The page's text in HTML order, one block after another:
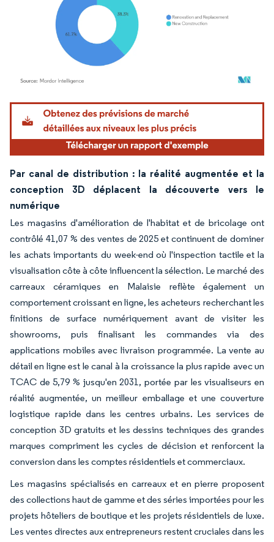
Image © Mordor Intelligence. La réutilisation nécessite une attribution sous CC BY
Par canal de distribution : la réalité augmentée et la
conception 3D déplacent la découverte vers le
numérique
Les magasins d'amélioration de l'habitat et de bricolage ont
contrôlé 41,07 % des ventes de 2025 et continuent de dominer
les achats importants du week-end où l'inspection tactile et la
visualisation côte à côte influencent la sélection. Le marché des
carreaux céramiques en Malaisie reflète également un
comportement croissant en ligne, les acheteurs recherchant les
finitions de surface numériquement avant de visiter les
showrooms, puis finalisant les commandes via des
applications mobiles avec livraison programmée. La vente au
détail en ligne est le canal à la croissance la plus rapide avec un
TCAC de 5,79 % jusqu'en 2031, portée par les visualiseurs en
réalité augmentée, un meilleur emballage et une couverture
logistique rapide dans les centres urbains. Les services de
conception 3D gratuits et les dessins techniques des grandes
marques compriment les cycles de décision et renforcent la
conversion dans les comptes résidentiels et commerciaux.
Les magasins spécialisés en carreaux et en pierre proposent
des collections haut de gamme et des séries importées pour les
projets hôteliers de boutique et les projets résidentiels de luxe.
Les ventes directes aux entrepreneurs restent cruciales dans les